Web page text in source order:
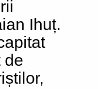
Ihuț.
de